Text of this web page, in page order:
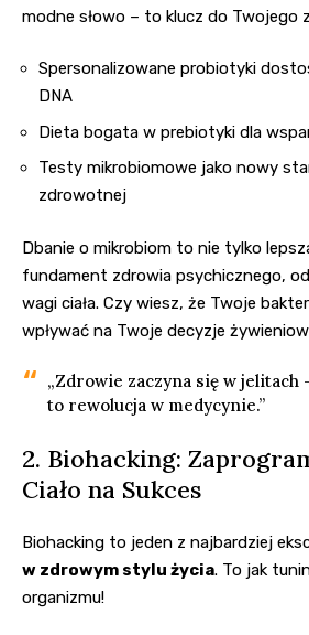
modne słowo – to klucz do Twojego
Spersonalizowane probiotyki
DNA
Dieta bogata w prebiotyki dla
Testy mikrobiomowe jako nowy
zdrowotnej
Dbanie o mikrobiom to nie tylko
fundament zdrowia psychicznego,
wagi ciała. Czy wiesz, że Twoje
wpływać na Twoje decyzje
„Zdrowie zaczyna się w jelitach
to rewolucja w medycynie.”
2. Biohacking:
Ciało na Sukces
Biohacking to jeden z najbardziej
w zdrowym stylu życia. To jak
organizmu!